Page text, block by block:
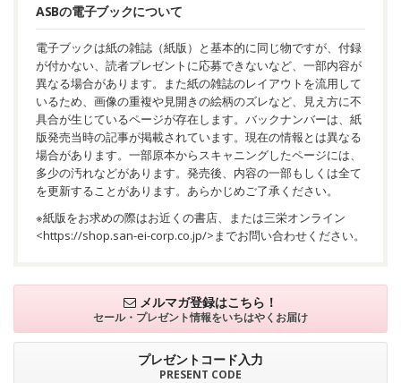
ASBの電子ブックについて
電子ブックは紙の雑誌（紙版）と基本的に同じ物ですが、付録
が付かない、読者プレゼントに応募できないなど、一部内容が
異なる場合があります。また紙の雑誌のレイアウトを流用して
いるため、画像の重複や見開きの絵柄のズレなど、見え方に不
具合が生じているページが存在します。バックナンバーは、紙
版発売当時の記事が掲載されています。現在の情報とは異なる
場合があります。一部原本からスキャニングしたページには、
多少の汚れなどがあります。発売後、内容の一部もしくは全て
を更新することがあります。あらかじめご了承ください。
※紙版をお求めの際はお近くの書店、または三栄オンライン
<https://shop.san-ei-corp.co.jp/>までお問い合わせください。
メルマガ登録はこちら！
セール・プレゼント情報をいちはやくお届け
プレゼントコード入力
PRESENT CODE